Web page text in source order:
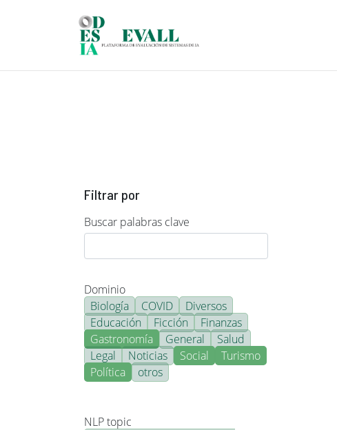
Filtrar por
Buscar palabras clave
Dominio
Biología
COVID
Diversos
Educación
Ficción
Finanzas
Gastronomía
General
Salud
Legal
Noticias Social
Turismo
Política
otros
NLP topic